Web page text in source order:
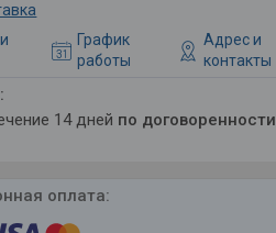
График
работы
Адрес и
контакты
14 дней по договоренности